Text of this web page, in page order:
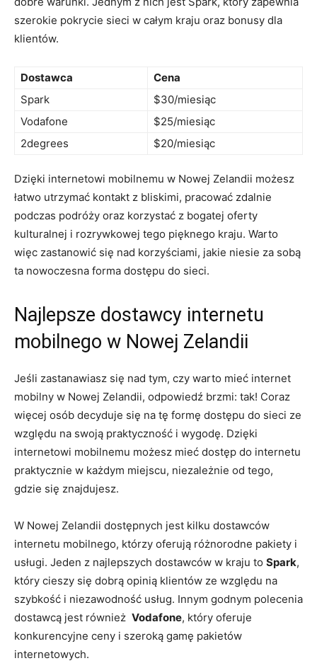
szerokie pokrycie sieci w całym kraju oraz bonusy dla
klientów.
Dostawca
Cena
Spark
$30/miesiąc
Vodafone
$25/miesiąc
2degrees
$20/miesiąc
Dzięki internetowi mobilnemu w Nowej Zelandii możesz
łatwo ‍utrzymać kontakt z bliskimi, pracować zdalnie
podczas podróży oraz⁣ korzystać z bogatej oferty
kulturalnej i ​rozrywkowej ⁤tego ⁤pięknego kraju. Warto
więc zastanowić się nad korzyściami, jakie niesie za‍ sobą
ta nowoczesna ⁢forma dostępu ‍do sieci.
Najlepsze dostawcy internetu
mobilnego​ w Nowej Zelandii
Jeśli⁢ zastanawiasz⁤ się nad tym, czy‌ warto mieć internet
mobilny w Nowej Zelandii, odpowiedź brzmi:‌ tak! Coraz
więcej osób decyduje się na tę formę dostępu do sieci ze
względu na swoją praktyczność i wygodę.‌ Dzięki
internetowi mobilnemu możesz mieć ‌dostęp do internetu‍
praktycznie w każdym miejscu, niezależnie od tego,
gdzie ​się znajdujesz.
W Nowej Zelandii dostępnych jest kilku dostawców
internetu mobilnego, którzy oferują różnorodne pakiety i
usługi. Jeden z najlepszych dostawców w kraju‍ to Spark,
który cieszy się⁤ dobrą opinią klientów ze względu na
szybkość​ i niezawodność usług. Innym ⁢godnym polecenia​
dostawcą jest ‍również ‍ Vodafone, ​który oferuje
konkurencyjne ceny i szeroką gamę ‌pakietów
internetowych.